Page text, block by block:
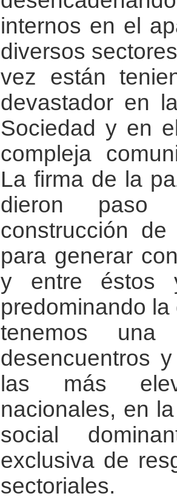
internos en el
diversos
vez están
devastador en
Sociedad y en
compleja
La firma de la
dieron paso
construcción
para generar
y entre éstos
predominando
tenemos
desencuentros
las más
nacionales, en
social
exclusiva de
sectoriales.